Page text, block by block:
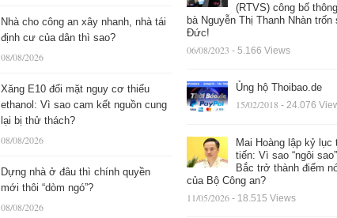
Nhà cho công an xây nhanh, nhà tái
định cư của dân thì sao?
08/08/2026
Xăng E10 đối mặt nguy cơ thiếu
ethanol: Vì sao cam kết nguồn cung
lại bị thử thách?
08/08/2026
Dựng nhà ở đâu thì chính quyền
mới thôi “dòm ngó”?
08/08/2026
(RTVS) công bố
bà Nguyễn Thị Thanh Nhàn trốn
Đức!
06/08/2023 - 5.166 Views
Ủng hộ Thoibao.de
15/02/2018 - 24.076
Mai Hoàng lập kỷ lục
tiến: Vì sao “ngôi
Bắc trở thành điểm
của Bộ Công an?
11/05/2026 - 18.515 Views